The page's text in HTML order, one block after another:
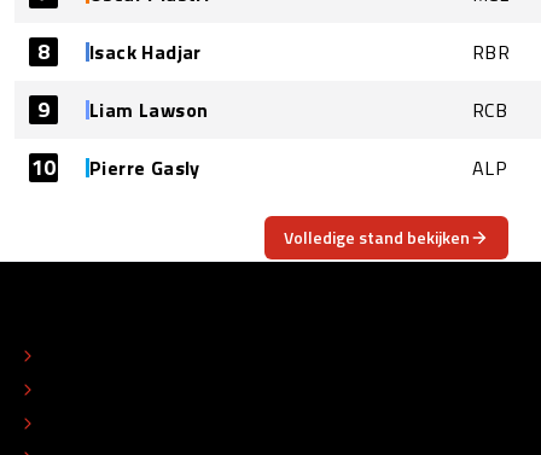
8 Isack Hadjar RBR
9 Liam Lawson RCB
10 Pierre Gasly ALP
Volledige stand bekijken